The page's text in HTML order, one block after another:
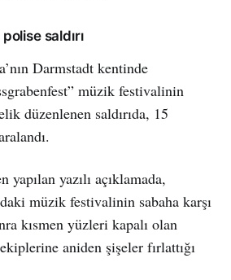
saldırı
Darmstadt kentinde
müzik festivalinin
düzenlenen saldırıda, 15
yazılı açıklamada,
müzik festivalinin sabaha karşı
kısmen yüzleri kapalı olan
aniden şişeler fırlattığı